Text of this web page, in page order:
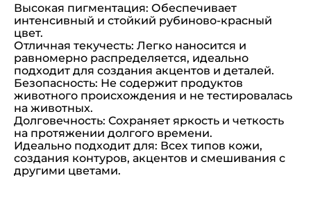
Высокая пигментация: Обеспечивает
интенсивный и стойкий рубиново-красный
цвет.
Отличная текучесть: Легко наносится и
равномерно распределяется, идеально
подходит для создания акцентов и деталей.
Безопасность: Не содержит продуктов
животного происхождения и не тестировалась
на животных.
Долговечность: Сохраняет яркость и четкость
на протяжении долгого времени.
Идеально подходит для: Всех типов кожи,
создания контуров, акцентов и смешивания с
другими цветами.